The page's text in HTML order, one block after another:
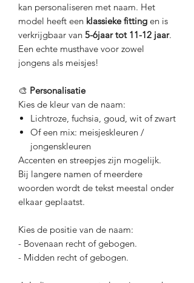
kan personaliseren met naam. Het
model heeft een klassieke fitting en is
verkrijgbaar van 5-6jaar tot 11-12 jaar.
Een echte musthave voor zowel
jongens als meisjes!
🎨 Personalisatie
Kies de kleur van de naam:
Lichtroze, fuchsia, goud, wit of zwart
Of een mix: meisjeskleuren /
jongenskleuren
Accenten en streepjes zijn mogelijk.
Bij langere namen of meerdere
woorden wordt de tekst meestal onder
elkaar geplaatst.
Kies de positie van de naam:
- Bovenaan recht of gebogen.
- Midden recht of gebogen.